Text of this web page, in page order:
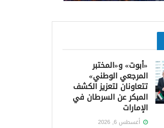
«أبوت» و«المختبر
المرجعي الوطني»
تتعاونان لتعزيز الكشف
المبكر عن السرطان في
الإمارات
أغسطس 6, 2026